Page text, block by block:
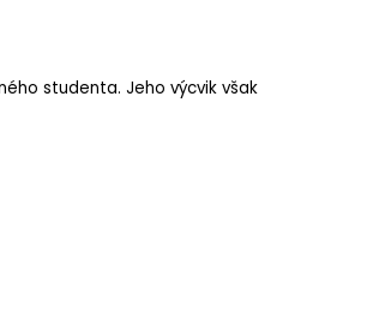
studenta. Jeho výcvik však